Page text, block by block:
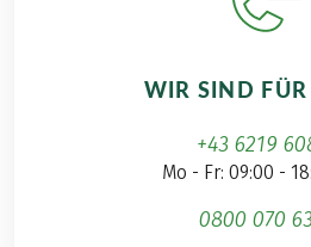
WIR SIND
+43 6219
Mo - Fr: 09:00 -
0800 070